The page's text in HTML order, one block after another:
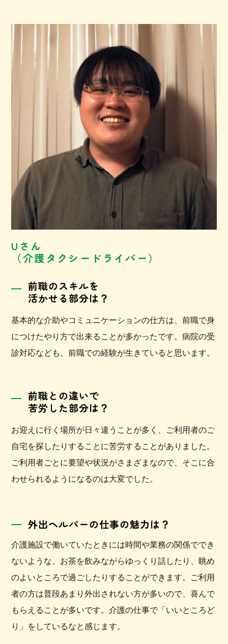
Uさん
（介護タクシードライバー）
前職のスキルを
活かせる部分は？
基本的な介助やコミュニケーションの仕方は、前職で身
につけたやり方で出来ることが多かったです。病院の受
診対応なども、前職での経験が生きていると思います。
前職との違いで
苦労した部分は？
お迎えに行く場所が日々違うことが多く、ご利用者のご
自宅を探したりすることに苦労することがありました。
ご利用者ごとに要望や状況がさまざまなので、そこに合
わせられるようになるのは大変でした。
外出ヘルパーの仕事の魅力は？
介護施設で働いていたときには時間や業務の関係ででき
ないような、お茶を飲みながらゆっくり話したり、眺め
のよいところで過ごしたりすることができます。ご利用
者の方は普段あまり外出されない方が多いので、喜んで
もらえることが多いです。介護の仕事で「いいところど
り」をしているなと感じます。